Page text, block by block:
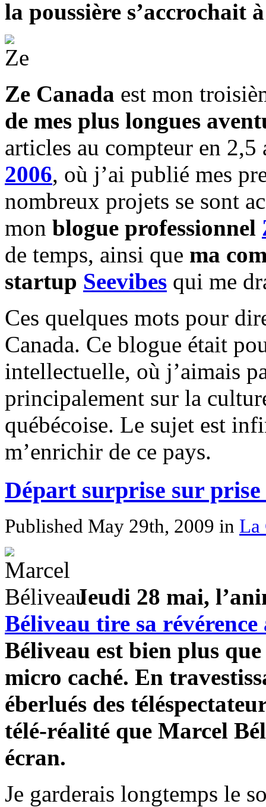
la poussière s’accrochait
Ze Canada est mon
de mes plus longues
articles au compteur en
2006, où j’ai publié mes
nombreux projets se sont
mon blogue professionnel
de temps, ainsi que ma
startup Seevibes qui me
Ces quelques mots pour
Canada. Ce blogue était
intellectuelle, où j’aimais
principalement sur la
québécoise. Le sujet est
m’enrichir de ce pays.
Départ surprise sur
Published May 29th, 2009 in La
Jeudi 28 mai,
Béliveau tire sa révérence
Béliveau est bien plus
micro caché. En
éberlués des
télé-réalité que Marcel
écran.
Je garderais longtemps le